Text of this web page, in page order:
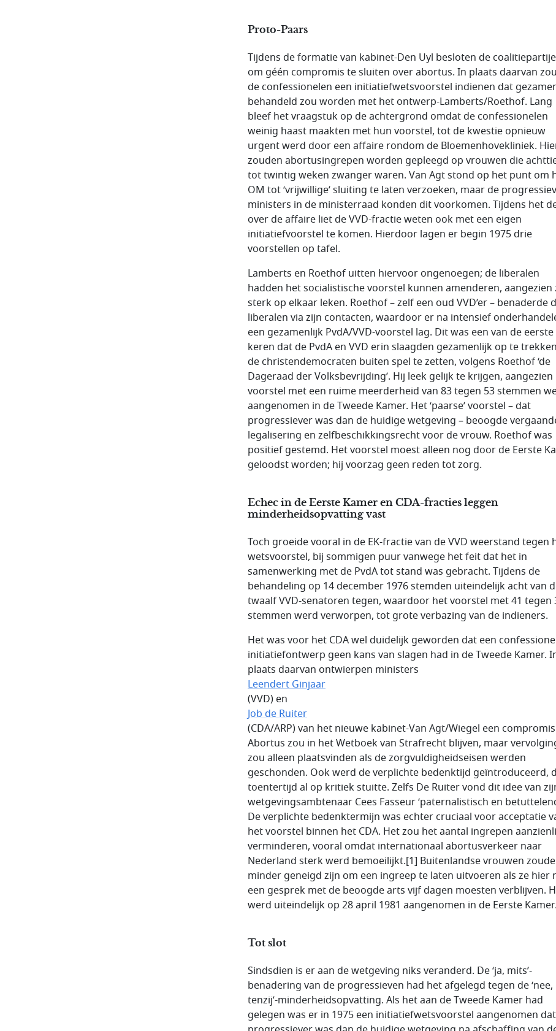
Proto-Paars
Tijdens de formatie van kabinet-Den Uyl besloten de
om géén compromis te sluiten over abortus. In plaats daarvan
de confessionelen een initiatiefwetsvoorstel indienen dat
behandeld zou worden met het ontwerp-Lamberts/Roethof. Lang
bleef het vraagstuk op de achtergrond omdat de confessionelen
weinig haast maakten met hun voorstel, tot de kwestie opnieuw
urgent werd door een affaire rondom de Bloemenhovekliniek.
zouden abortusingrepen worden gepleegd op vrouwen die
tot twintig weken zwanger waren. Van Agt stond op het punt om
OM tot ‘vrijwillige’ sluiting te laten verzoeken, maar de
ministers in de ministerraad konden dit voorkomen. Tijdens het
over de affaire liet de VVD-fractie weten ook met een eigen
initiatiefvoorstel te komen. Hierdoor lagen er begin 1975 drie
voorstellen op tafel.
Lamberts en Roethof uitten hiervoor ongenoegen; de liberalen
hadden het socialistische voorstel kunnen amenderen, aangezien
sterk op elkaar leken. Roethof – zelf een oud VVD’er – benaderde
liberalen via zijn contacten, waardoor er na intensief
een gezamenlijk PvdA/VVD-voorstel lag. Dit was een van de eerste
keren dat de PvdA en VVD erin slaagden gezamenlijk op te
de christendemocraten buiten spel te zetten, volgens Roethof ‘de
Dageraad der Volksbevrijding’. Hij leek gelijk te krijgen,
voorstel met een ruime meerderheid van 83 tegen 53 stemmen
aangenomen in de Tweede Kamer. Het ‘paarse’ voorstel – dat
progressiever was dan de huidige wetgeving – beoogde
legalisering en zelfbeschikkingsrecht voor de vrouw. Roethof was
positief gestemd. Het voorstel moest alleen nog door de Eerste
geloodst worden; hij voorzag geen reden tot zorg.
Echec in de Eerste Kamer en CDA-fracties leggen
minderheidsopvatting vast
Toch groeide vooral in de EK-fractie van de VVD weerstand tegen
wetsvoorstel, bij sommigen puur vanwege het feit dat het in
samenwerking met de PvdA tot stand was gebracht. Tijdens de
behandeling op 14 december 1976 stemden uiteindelijk acht van
twaalf VVD-senatoren tegen, waardoor het voorstel met 41 tegen
stemmen werd verworpen, tot grote verbazing van de indieners.
Het was voor het CDA wel duidelijk geworden dat een
initiatiefontwerp geen kans van slagen had in de Tweede Kamer.
plaats daarvan ontwierpen ministers
Leendert Ginjaar
(VVD) en
Job de Ruiter
(CDA/ARP) van het nieuwe kabinet-Van Agt/Wiegel een
Abortus zou in het Wetboek van Strafrecht blijven, maar
zou alleen plaatsvinden als de zorgvuldigheidseisen werden
geschonden. Ook werd de verplichte bedenktijd geïntroduceerd,
toentertijd al op kritiek stuitte. Zelfs De Ruiter vond dit idee van
wetgevingsambtenaar Cees Fasseur ‘paternalistisch en
De verplichte bedenktermijn was echter cruciaal voor acceptatie
het voorstel binnen het CDA. Het zou het aantal ingrepen
verminderen, vooral omdat internationaal abortusverkeer naar
Nederland sterk werd bemoeilijkt.[1] Buitenlandse vrouwen
minder geneigd zijn om een ingreep te laten uitvoeren als ze hier
een gesprek met de beoogde arts vijf dagen moesten verblijven.
werd uiteindelijk op 28 april 1981 aangenomen in de Eerste Kamer.
Tot slot
Sindsdien is er aan de wetgeving niks veranderd. De ‘ja, mits’-
benadering van de progressieven had het afgelegd tegen de ‘nee,
tenzij’-minderheidsopvatting. Als het aan de Tweede Kamer had
gelegen was er in 1975 een initiatiefwetsvoorstel aangenomen dat